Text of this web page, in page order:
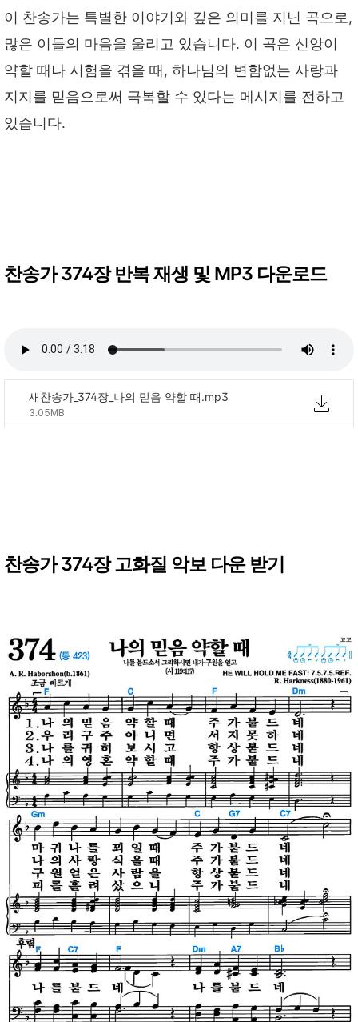
이 찬송가는 특별한 이야기와 깊은 의미를 지닌 곡으로,
많은 이들의 마음을 울리고 있습니다. 이 곡은 신앙이
약할 때나 시험을 겪을 때, 하나님의 변함없는 사랑과
지지를 믿음으로써 극복할 수 있다는 메시지를 전하고
있습니다.
찬송가 374장 반복 재생 및 MP3 다운로드
새찬송가_374장_나의 믿음 약할 때.mp3
3.05MB
찬송가 374장 고화질 악보 다운 받기